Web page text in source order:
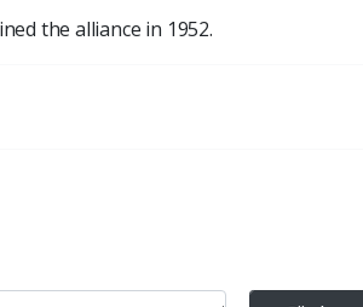
the alliance in 1952.